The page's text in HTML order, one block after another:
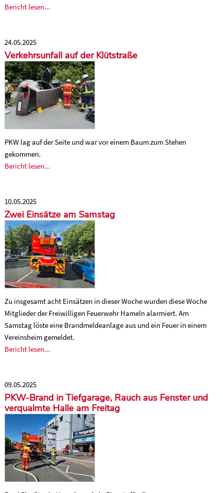
Bericht lesen...
24.05.2025
Verkehrsunfall auf der Klütstraße
PKW lag auf der Seite und war vor einem Baum zum Stehen
gekommen.
Bericht lesen...
10.05.2025
Zwei Einsätze am Samstag
Zu insgesamt acht Einsätzen in dieser Woche wurden diese Woche
Mitglieder der Freiwilligen Feuerwehr Hameln alarmiert. Am
Samstag löste eine Brandmeldeanlage aus und ein Feuer in einem
Vereinsheim gemeldet.
Bericht lesen...
09.05.2025
PKW-Brand in Tiefgarage, Rauch aus Fenster und
verqualmte Halle am Freitag